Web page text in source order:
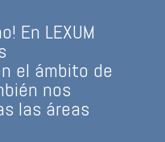
En LEXUM
el ámbito de
nos
las áreas